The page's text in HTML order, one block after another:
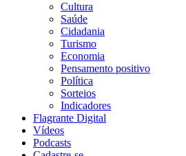
Cultura
Saúde
Cidadania
Turismo
Economia
Pensamento positivo
Política
Sorteios
Indicadores
Flagrante Digital
Vídeos
Podcasts